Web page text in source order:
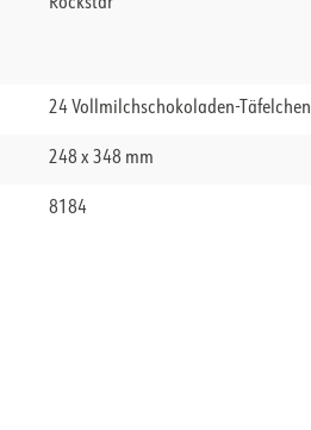
24 Vollmilchschokoladen-Täfelchen
248 x 348 mm
8184